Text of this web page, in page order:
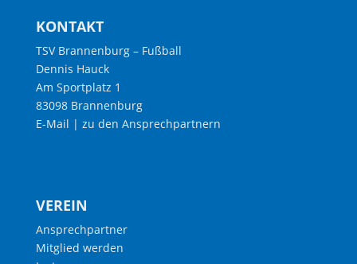
KONTAKT
TSV Brannenburg – Fußball
Dennis Hauck
Am Sportplatz 1
83098 Brannenburg
E-Mail | zu den Ansprechpartnern
VEREIN
Ansprechpartner
Mitglied werden